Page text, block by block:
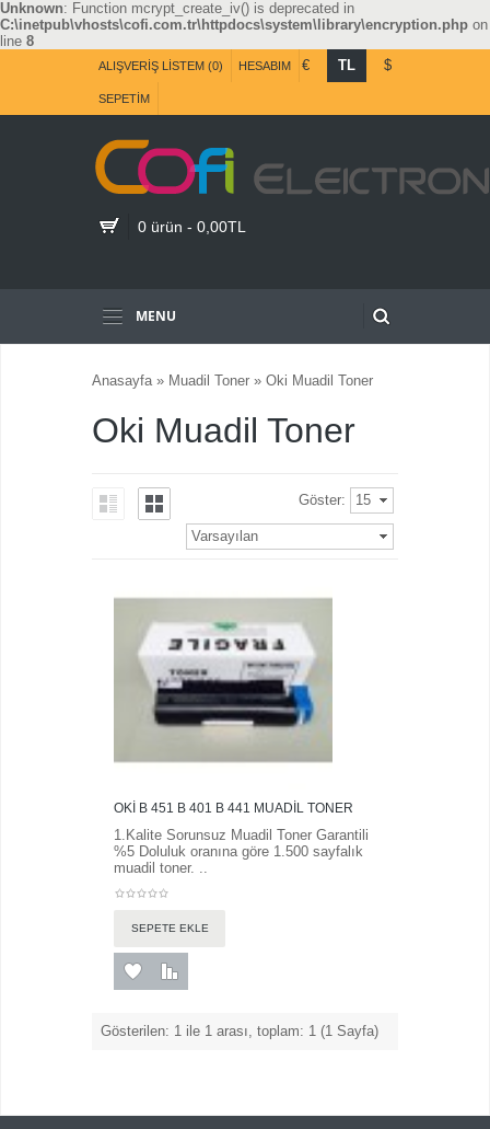
Unknown: Function mcrypt_create_iv() is deprecated in
C:\inetpub\vhosts\cofi.com.tr\httpdocs\system\library\encryption.php on
line 8
€
TL $
ALIŞVERIŞ LISTEM (0) HESABIM
SEPETIM
0 ürün - 0,00TL
MENU
Anasayfa» Muadil Toner » Oki Muadil Toner
Oki Muadil Toner
Göster: 15
Varsayılan
OKİ B 451 B 401 B 441 MUADİL TONER
1.Kalite Sorunsuz Muadil Toner Garantili
%5 Doluluk oranına göre 1.500 sayfalık
muadil toner. ..
Gösterilen: 1 ile 1 arası, toplam: 1 (1 Sayfa)